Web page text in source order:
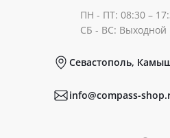
ПН - ПТ: 08:30 –
СБ - ВС: Выходной
Севастополь,
info@compass-